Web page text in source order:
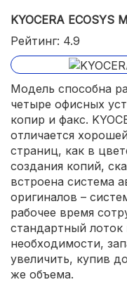
KYOCERA ECOSYS
Рейтинг: 4.9
Модель способна
четыре офисных
копир и факс.
отличается
страниц, как в
создания копий,
встроена система
оригиналов –
рабочее время
стандартный
необходимости,
увеличить, купив
же объема.